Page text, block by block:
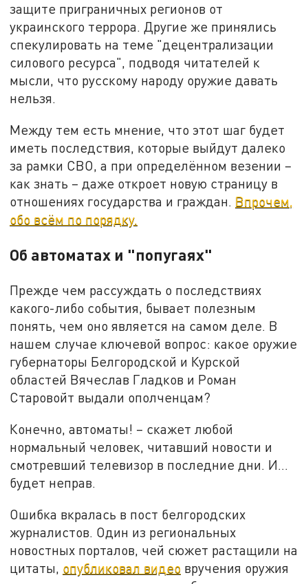
защите приграничных регионов от
украинского террора. Другие же принялись
спекулировать на теме "децентрализации
силового ресурса", подводя читателей к
мысли, что русскому народу оружие давать
нельзя.
Между тем есть мнение, что этот шаг будет
иметь последствия, которые выйдут далеко
за рамки СВО, а при определённом везении –
как знать – даже откроет новую страницу в
отношениях государства и граждан. Впрочем,
обо всём по порядку.
Об автоматах и "попугаях"
Прежде чем рассуждать о последствиях
какого-либо события, бывает полезным
понять, чем оно является на самом деле. В
нашем случае ключевой вопрос: какое оружие
губернаторы Белгородской и Курской
областей Вячеслав Гладков и Роман
Старовойт выдали ополченцам?
Конечно, автоматы! – скажет любой
нормальный человек, читавший новости и
смотревший телевизор в последние дни. И…
будет неправ.
Ошибка вкралась в пост белгородских
журналистов. Один из региональных
новостных порталов, чей сюжет растащили на
цитаты, опубликовал видео вручения оружия